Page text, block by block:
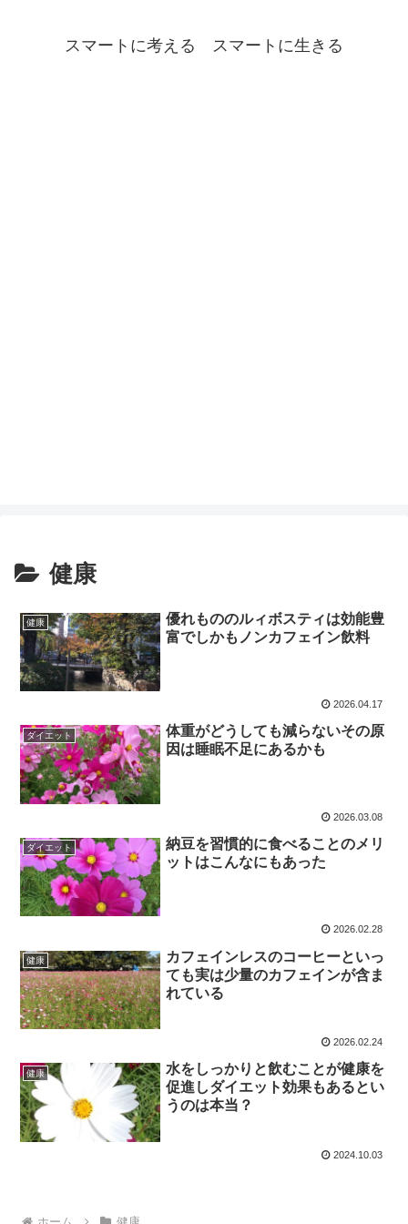
スマートに考える スマートに生きる
健康
健康
優れもののルィボスティは効能豊
富でしかもノンカフェイン飲料
2026.04.17
ダイエット
体重がどうしても減らないその原
因は睡眠不足にあるかも
2026.03.08
ダイエット
納豆を習慣的に食べることのメリ
ットはこんなにもあった
2026.02.28
健康
カフェインレスのコーヒーといっ
ても実は少量のカフェインが含ま
れている
2026.02.24
健康
水をしっかりと飲むことが健康を
促進しダイエット効果もあるとい
うのは本当？
2024.10.03